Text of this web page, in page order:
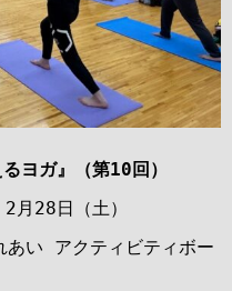
ヨガ』（第10回）
28日（土）
アクティビティボー